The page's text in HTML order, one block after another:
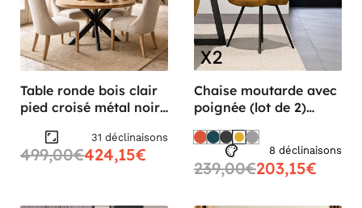
Table ronde bois clair
pied croisé métal noir
31 déclinaisons
499,00€424,15€
Chaise moutarde avec
poignée (lot de 2)
8 déclinaisons
239,00€203,15€